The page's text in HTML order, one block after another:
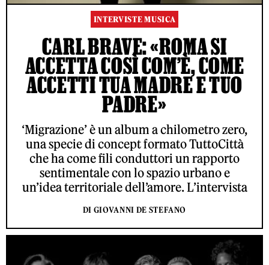
INTERVISTE MUSICA
CARL BRAVE: «ROMA SI
ACCETTA COSÌ COM’È, COME
ACCETTI TUA MADRE E TUO
PADRE»
‘Migrazione’ è un album a chilometro zero,
una specie di concept formato TuttoCittà
che ha come fili conduttori un rapporto
sentimentale con lo spazio urbano e
un’idea territoriale dell’amore. L’intervista
DI GIOVANNI DE STEFANO